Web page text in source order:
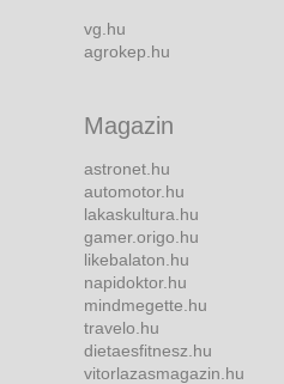
vg.hu
agrokep.hu
Magazin
astronet.hu
automotor.hu
lakaskultura.hu
gamer.origo.hu
likebalaton.hu
napidoktor.hu
mindmegette.hu
travelo.hu
dietaesfitnesz.hu
vitorlazasmagazin.hu